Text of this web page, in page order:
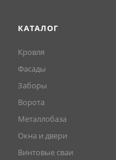
КАТАЛОГ
Кровля
Фасады
Заборы
Ворота
Металлобаза
Окна и двери
Винтовые сваи